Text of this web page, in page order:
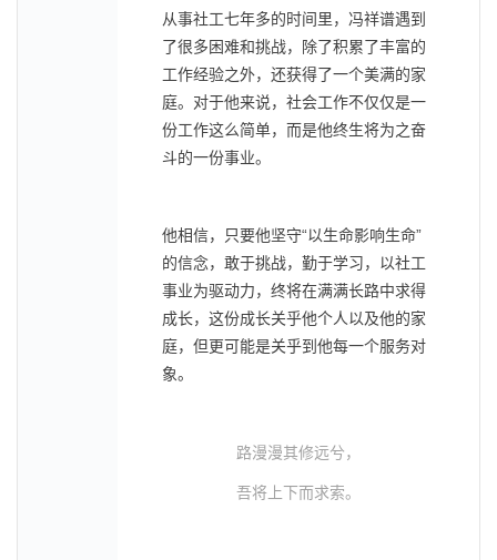
从事社工七年多的时间里，冯祥谱遇到
了很多困难和挑战，除了积累了丰富的
工作经验之外，还获得了一个美满的家
庭。对于他来说，社会工作不仅仅是一
份工作这么简单，而是他终生将为之奋
斗的一份事业。
他相信，只要他坚守“以生命影响生命”
的信念，敢于挑战，勤于学习，以社工
事业为驱动力，终将在满满长路中求得
成长，这份成长关乎他个人以及他的家
庭，但更可能是关乎到他每一个服务对
象。
路漫漫其修远兮，
吾将上下而求索。